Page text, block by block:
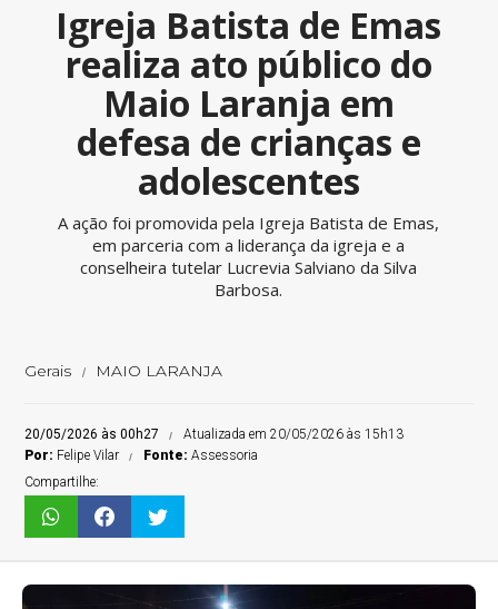
Igreja Batista de Emas
realiza ato público do
Maio Laranja em
defesa de crianças e
adolescentes
A ação foi promovida pela Igreja Batista de Emas,
em parceria com a liderança da igreja e a
conselheira tutelar Lucrevia Salviano da Silva
Barbosa.
Gerais MAIO LARANJA
20/05/2026 às 00h27
Atualizada em 20/05/2026 às 15h13
Por: Felipe Vilar Fonte:Assessoria
Compartilhe: